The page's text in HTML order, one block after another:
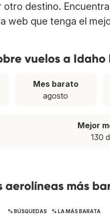
otro destino.
web que tenga el
vuelos a Idaho
Mes barato
agosto
Mejor
130
aerolíneas más
% BÚSQUEDAS % LA MÁS BARATA